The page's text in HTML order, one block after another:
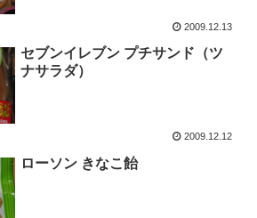
2009.12.13
セブンイレブン プチサンド（ツ
ナサラダ）
2009.12.12
ローソン きなこ飴